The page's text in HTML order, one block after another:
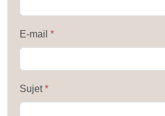
E-mail *
Sujet*